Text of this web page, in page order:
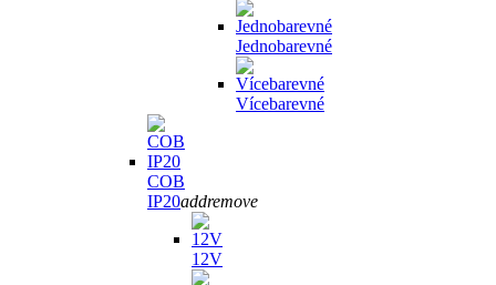
Jednobarevné
Vícebarevné
COB
IP20addremove
12V